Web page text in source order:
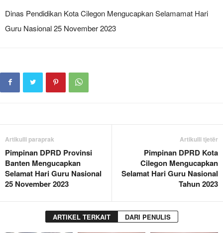
Dinas Pendidikan Kota Cilegon Mengucapkan Selamamat Hari
Guru Nasional 25 November 2023
Artikulli paraprak
Pimpinan DPRD Provinsi
Banten Mengucapkan
Selamat Hari Guru Nasional
25 November 2023
Artikulli tjetër
Pimpinan DPRD Kota
Cilegon Mengucapkan
Selamat Hari Guru Nasional
Tahun 2023
ARTIKEL TERKAIT DARI PENULIS